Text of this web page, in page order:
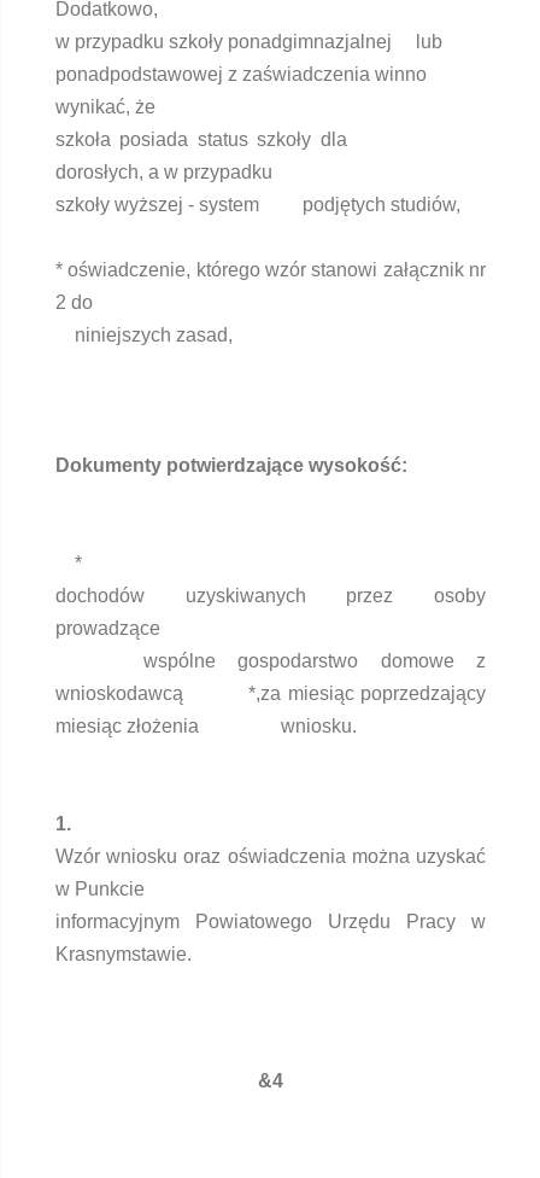
Dodatkowo,
w przypadku szkoły ponadgimnazjalnej lub
ponadpodstawowej z zaświadczenia winno
wynikać, że
szkoła posiada status szkoły dla
dorosłych, a w przypadku
szkoły wyższej - system podjętych studiów,
* oświadczenie, którego wzór stanowi załącznik nr
2 do
niniejszych zasad,
Dokumenty potwierdzające wysokość:
*
dochodów uzyskiwanych przez osoby
prowadzące
wspólne gospodarstwo domowe z
wnioskodawcą *,za miesiąc poprzedzający
miesiąc złożenia wniosku.
1.
Wzór wniosku oraz oświadczenia można uzyskać
w Punkcie
informacyjnym Powiatowego Urzędu Pracy w
Krasnymstawie.
&4